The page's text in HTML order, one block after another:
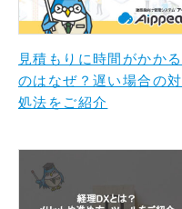
見積もりに時間がかかる
のはなぜ？遅い場合の対
処法をご紹介